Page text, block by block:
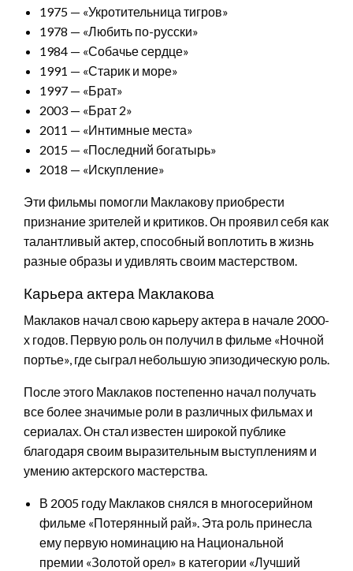
1975 — «Укротительница тигров»
1978 — «Любить по-русски»
1984 — «Собачье сердце»
1991 — «Старик и море»
1997 — «Брат»
2003 — «Брат 2»
2011 — «Интимные места»
2015 — «Последний богатырь»
2018 — «Искупление»
Эти фильмы помогли Маклакову приобрести
признание зрителей и критиков. Он проявил себя как
талантливый актер, способный воплотить в жизнь
разные образы и удивлять своим мастерством.
Карьера актера Маклакова
Маклаков начал свою карьеру актера в начале 2000-
х годов. Первую роль он получил в фильме «Ночной
портье», где сыграл небольшую эпизодическую роль.
После этого Маклаков постепенно начал получать
все более значимые роли в различных фильмах и
сериалах. Он стал известен широкой публике
благодаря своим выразительным выступлениям и
умению актерского мастерства.
В 2005 году Маклаков снялся в многосерийном
фильме «Потерянный рай». Эта роль принесла
ему первую номинацию на Национальной
премии «Золотой орел» в категории «Лучший